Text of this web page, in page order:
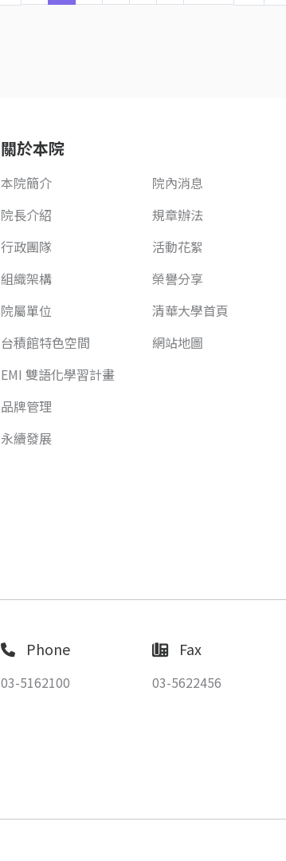
關於本院
本院簡介
院長介紹
行政團隊
組織架構
院屬單位
台積館特色空間
EMI 雙語化學習計畫
品牌管理
永續發展
院內消息
規章辦法
活動花絮
榮譽分享
清華大學首頁
網站地圖
Phone
03-5162100
Fax
03-5622456